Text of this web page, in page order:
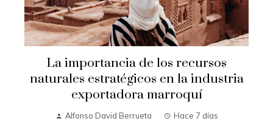
La importancia de los recursos
naturales estratégicos en la industria
exportadora marroquí
Alfonso David Berrueta Hace 7 días